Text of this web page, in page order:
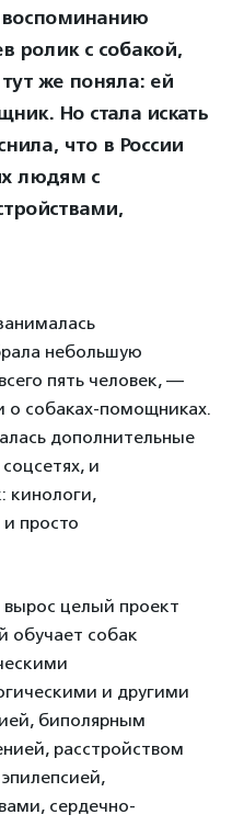
ролик с собакой,
же поняла: ей
Но стала искать
что в России
людям с
небольшую
пять человек, —
о собаках-помощниках.
дополнительные
и
кинологи,
просто
вырос целый проект
обучает собак
и другими
биполярным
расстройством
сердечно-